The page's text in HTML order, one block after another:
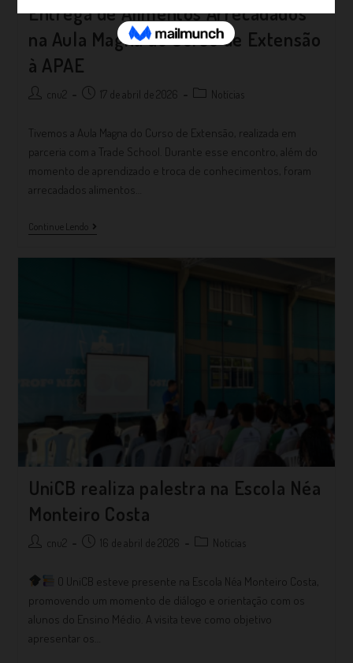
Entrega de Alimentos Arrecadados
na Aula Magna do Curso de Extensão
à APAE
cnu2 17 de abril de 2026 Notícias
Tivemos a Aula Magna do Curso de Extensão, realizada em
parceria com a Trade School. Durante esse encontro, além do
momento de aprendizado e troca de conhecimentos, foram
arrecadados alimentos…
Continue Lendo
UniCB realiza palestra na Escola Néa
Monteiro Costa
cnu2 16 de abril de 2026 Notícias
O UniCB esteve presente na Escola Néa Monteiro Costa,
promovendo um momento de diálogo e orientação com os
alunos do Ensino Médio. A visita teve como objetivo
apresentar os…